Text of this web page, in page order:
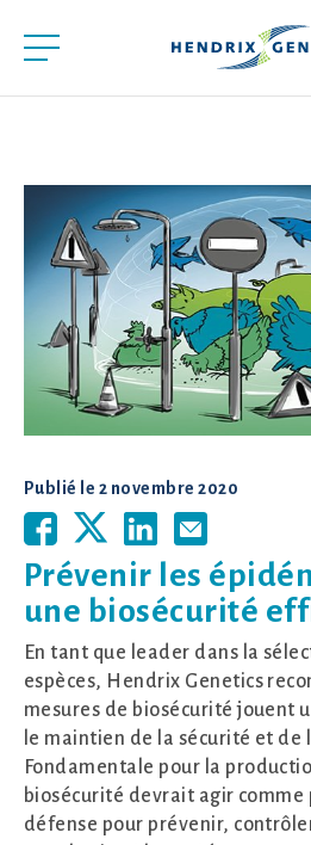
Publié le 2 novembre 2020
Prévenir les
une biosécurité
En tant que leader dans la
espèces, Hendrix Genetics
mesures de biosécurité jouent
le maintien de la sécurité et de
Fondamentale pour la
biosécurité devrait agir
défense pour prévenir,